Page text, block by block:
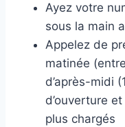
Ayez votre
sous la main
Appelez de
matinée
d’après-midi
d’ouverture
plus chargés